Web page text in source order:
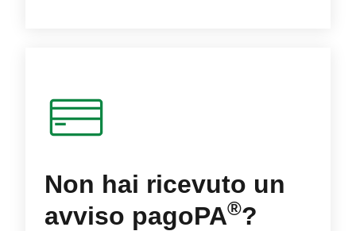
Non hai ricevuto un
avviso pagoPA®?